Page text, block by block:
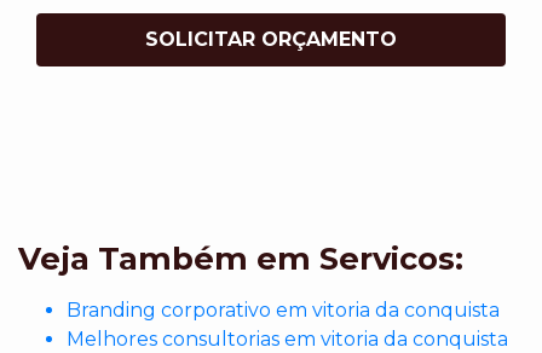
SOLICITAR ORÇAMENTO
Veja Também em Servicos:
Branding corporativo em vitoria da conquista
Melhores consultorias em vitoria da conquista